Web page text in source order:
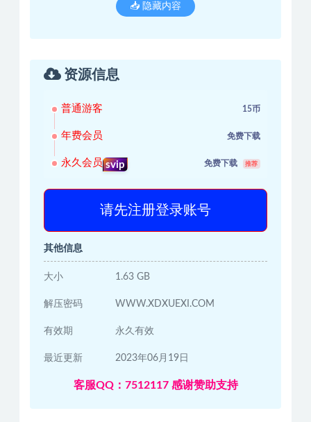
📥 隐藏内容
资源信息
普通游客 15币
年费会员 免费下载
永久会员 svip 免费下载 推荐
请先注册登录账号
其他信息
大小 1.63 GB
解压密码 WWW.XDXUEXI.COM
有效期 永久有效
最近更新 2023年06月19日
客服QQ：7512117 感谢赞助支持